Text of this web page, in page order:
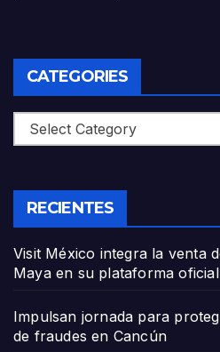
CATEGORIES
Categories
RECIENTES
Visit México integra la venta
Maya en su plataforma oficial
Impulsan jornada para
de fraudes en Cancún